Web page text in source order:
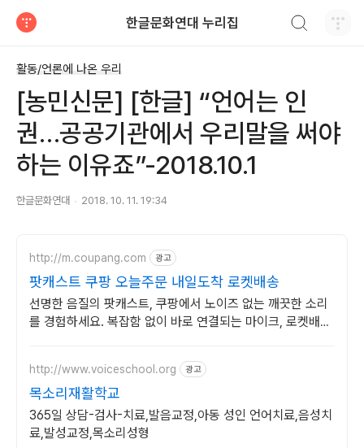
한글문화연대 누리집
활동/언론에 나온 우리
[농민신문] [한글] “언어는 인
권…공공기관에서 우리말을 써야
하는 이유죠”-2018.10.1
한글문화연대 2018. 10. 11. 19:34
http://m.coupang.com 광고
팟캐스트 쿠팡 오늘주문 내일도착 로켓배송
선명한 음질의 팟캐스트, 쿠팡에서 노이즈 없는 깨끗한 소리
를 경험하세요. 복잡함 없이 바로 연결되는 마이크, 로켓배송
http://www.voiceschool.org 광고
목소리재활학교
365일 상담-검사-치료,발음교정,아동 성인 언어치료,음성치
료,발성교정,목소리성형